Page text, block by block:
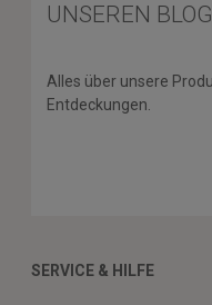
UNSEREN BLOG
Alles über unsere
Entdeckungen.
SERVICE & HILFE